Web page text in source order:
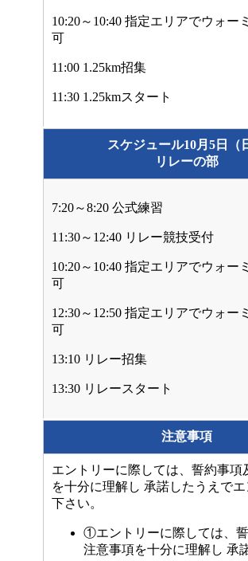
10:20～10:40 指定エリアでウォー
可
11:00 1.25km招集
11:30 1.25kmスタート
スケジュール10月5日（
リレーの部
7:20～8:20 公式練習
11:30～12:40 リレー競技受付
10:20～10:40 指定エリアでウォー
可
12:30～12:50 指定エリアでウォー
可
13:10 リレー招集
13:30 リレースタート
注意事項
エントリーに際しては、誓約事項
を十分に理解し 承諾したうえで
下さい。
①エントリーに際しては、
注意事項を十分に理解し 承